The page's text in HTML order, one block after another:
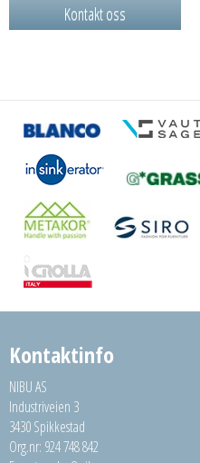
Kontakt oss
Kontaktinfo
NIBU AS
Industriveien 3
3430 Spikkestad
Org.nr: 924 748 842